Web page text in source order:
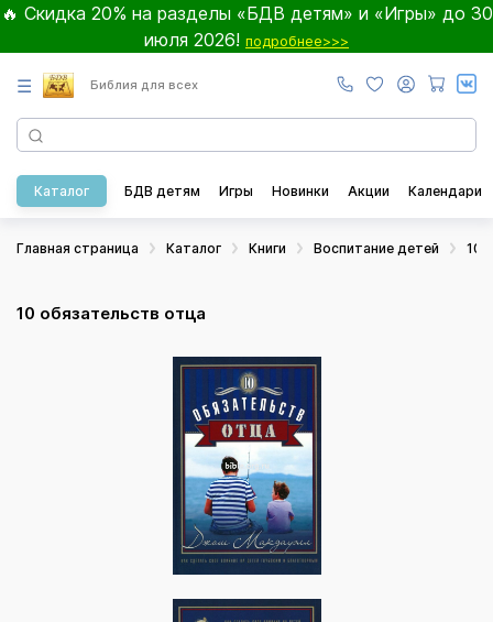
🔥 Скидка 20% на разделы «БДВ детям» и «Игры» до 30
июля 2026! подробнее>>>
☰ Библия для всех
Каталог БДВ детям Игры Новинки Акции Календари
Главная страница Каталог Книги Воспитание детей 10
10 обязательств отца